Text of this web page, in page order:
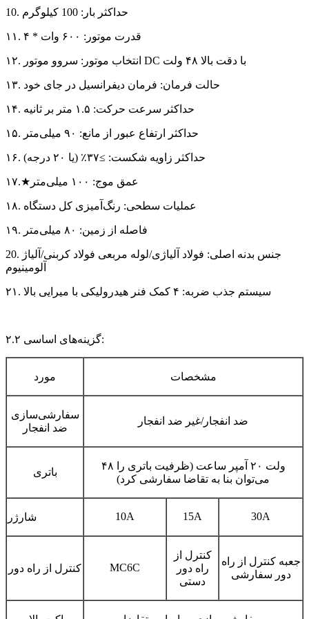
10. حداکثر بار: 100 کیلوگرم
۱۱. قدرت موتور: ۶۰۰ وات * ۴
۱۲. انتخاب موتور: سروو موتور DC با دقت بالا ۴۸ ولت
۱۳. حالت فرمان: فرمان دیفرانسیل در جای خود
۱۴. حداکثر سرعت حرکت: ۱.۵ متر بر ثانیه
۱۵. حداکثر ارتفاع عبور از مانع: ۹۰ میلی‌متر
۱۶. حداکثر زاویه شکست: ≥۳۷٪ (یا ۲۰ درجه)
۱۷.★عمق موج: ۱۰۰ میلی‌متر
۱۸. عملیات سطحی: رنگ‌آمیزی کل دستگاه
۱۹. فاصله از زمین: ۸۰ میلی‌متر
20. جنس بدنه اصلی: فولاد آلیاژی/لوله مربعی فولاد کربنی/آلیاژ
آلومینیوم
۲۱. سیستم جذب ضربه: ۴ کمک فنر هیدرولیکی با میرایی بالا
۲.۲ گزینه‌های اساسی:
مورد مشخصات
سفارشی‌سازی
ضد انفجار
ضد انفجار/غیر ضد انفجار
باتری
۴۸ ولت ۲۰ آمپر ساعت (ظرفیت باتری را
می‌توان بنا به تقاضا سفارشی کرد)
شارژر 10A 15A 30A
کنترل از راه دور MC6C
کنترل از
راه دور
دستی
جعبه کنترل از راه
دور سفارشی